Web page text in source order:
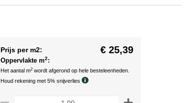
Prijs per m2: € 25,39
Oppervlakte m2:
Het aantal m2 wordt afgerond op hele besteleenheden.
Houd rekening met 5% snijverlies